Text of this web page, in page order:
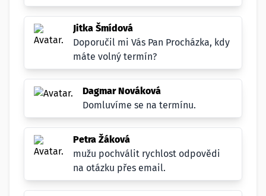
Jitka Šmídová
Doporučil mi Vás Pan Procházka, kdy
máte volný termín?
Dagmar Nováková
Domluvíme se na termínu.
Petra Žáková
mužu pochválit rychlost odpovědi
na otázku přes email.